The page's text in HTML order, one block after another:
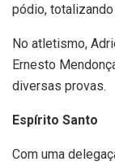
pódio,
No atletismo,
Ernesto
diversas provas.
Espírito Santo
Com uma